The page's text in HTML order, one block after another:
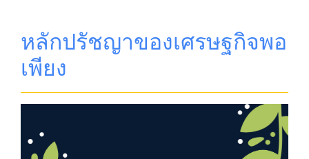
หลักปรัชญาของเศรษฐกิจพอ
เพียง